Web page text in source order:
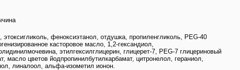
этоксигликоль, феноксиэтанол, отдушка, пропиленгликоль, PEG-40
касторовое масло, 1,2-гександиол,
этилгексилглицерин, глицерет-7, PEG-7 глицериновый
масло цветов йодпропинилбутилкарбамат, цитронелол, гераниол,
линалоол, альфа-изометил ионон.